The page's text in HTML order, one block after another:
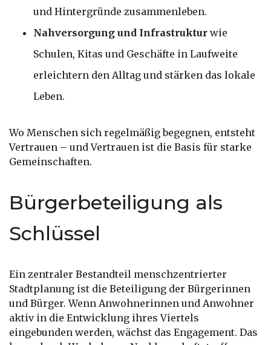
und Hintergründe zusammenleben.
Nahversorgung und Infrastruktur wie
Schulen, Kitas und Geschäfte in Laufweite
erleichtern den Alltag und stärken das lokale
Leben.
Wo Menschen sich regelmäßig begegnen, entsteht
Vertrauen – und Vertrauen ist die Basis für starke
Gemeinschaften.
Bürgerbeteiligung als
Schlüssel
Ein zentraler Bestandteil menschzentrierter
Stadtplanung ist die Beteiligung der Bürgerinnen
und Bürger. Wenn Anwohnerinnen und Anwohner
aktiv in die Entwicklung ihres Viertels
eingebunden werden, wächst das Engagement. Das